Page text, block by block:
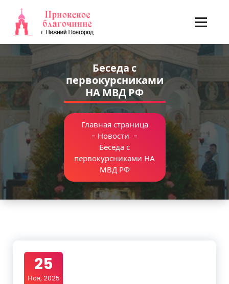
содержимому
Беседа с
первокурсниками
НА МВД РФ
Главная страница
- Новости -
Беседа с
первокурсниками НА
МВД РФ
25
Ноя, 2025